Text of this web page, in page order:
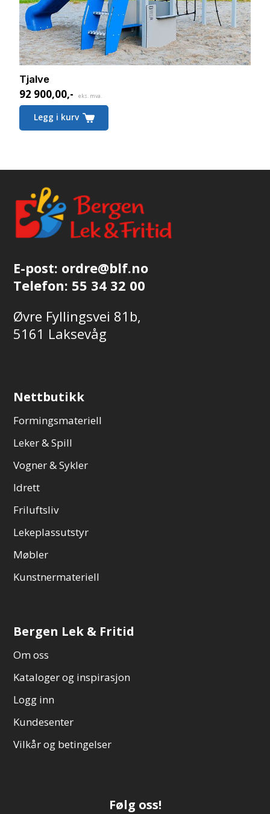
Tjalve
92 900,00,- eks. mva.
Legg i kurv
E-post: ordre@blf.no
Telefon: 55 34 32 00
Øvre Fyllingsvei 81b,
5161 Laksevåg
Nettbutikk
Formingsmateriell
Leker & Spill
Vogner & Sykler
Idrett
Friluftsliv
Lekeplassutstyr
Møbler
Kunstnermateriell
Bergen Lek & Fritid
Om oss
Kataloger og inspirasjon
Logg inn
Kundesenter
Vilkår og betingelser
Følg oss!